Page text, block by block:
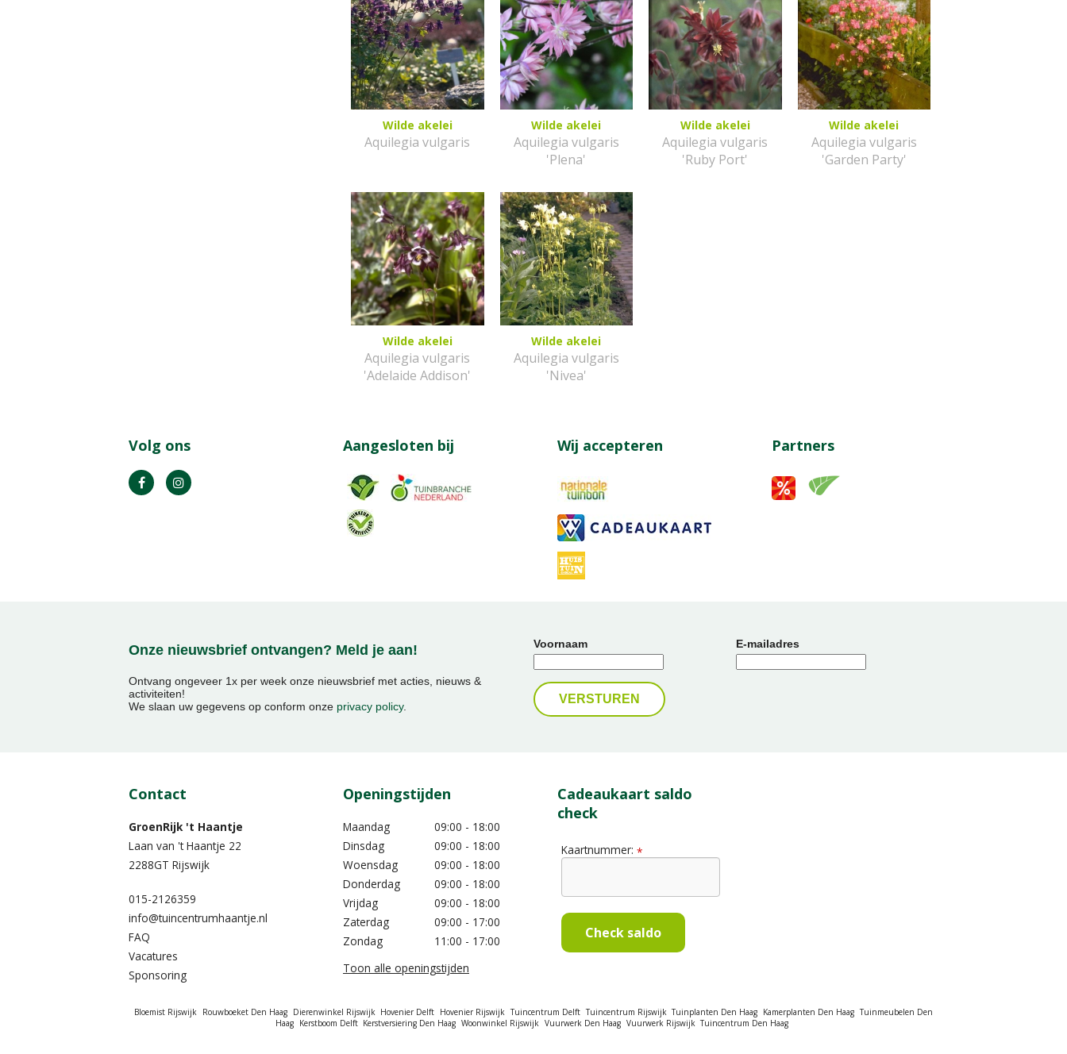
Wilde akelei
Aquilegia vulgaris
Wilde akelei
Aquilegia vulgaris
'Plena'
Wilde akelei
Aquilegia vulgaris
'Ruby Port'
Wilde akelei
Aquilegia vulgaris
'Garden Party'
Wilde akelei
Aquilegia vulgaris
'Adelaide Addison'
Wilde akelei
Aquilegia vulgaris
'Nivea'
Volg ons Aangesloten bij Wij accepteren Partners
Onze nieuwsbrief ontvangen? Meld je aan!
Ontvang ongeveer 1x per week onze nieuwsbrief met acties, nieuws &
activiteiten!
We slaan uw gegevens op conform onze privacy policy.
Voornaam E-mailadres
Contact
GroenRijk 't Haantje
Laan van 't Haantje 22
2288GT Rijswijk
015-2126359
info@tuincentrumhaantje.nl
FAQ
Vacatures
Sponsoring
Openingstijden
Maandag
09:00 - 18:00
Dinsdag
09:00 - 18:00
Woensdag
09:00 - 18:00
Donderdag
09:00 - 18:00
Vrijdag
09:00 - 18:00
Zaterdag
09:00 - 17:00
Zondag
11:00 - 17:00
Toon alle openingstijden
Cadeaukaart saldo
check
Kaartnummer: *
Check saldo
Bloemist Rijswijk Rouwboeket Den Haag Dierenwinkel Rijswijk Hovenier Delft Hovenier Rijswijk Tuincentrum Delft Tuincentrum Rijswijk Tuinplanten Den Haag Kamerplanten Den Haag Tuinmeubelen Den
Haag Kerstboom Delft Kerstversiering Den Haag Woonwinkel Rijswijk Vuurwerk Den Haag Vuurwerk Rijswijk Tuincentrum Den Haag